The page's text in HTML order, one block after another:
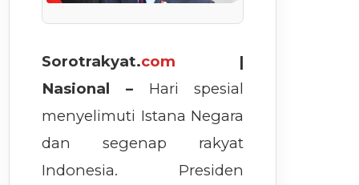
Sorotrakyat.com |
Nasional – Hari spesial
menyelimuti Istana Negara
dan segenap rakyat
Indonesia. Presiden